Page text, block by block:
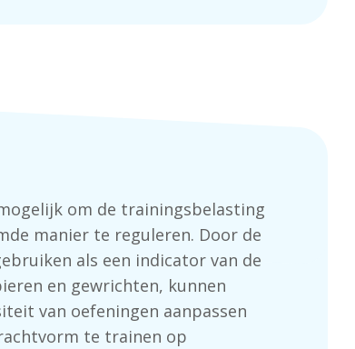
om de trainingsbelasting
manier te reguleren. Door de
als een indicator van de
en gewrichten, kunnen
van oefeningen aanpassen
te trainen op